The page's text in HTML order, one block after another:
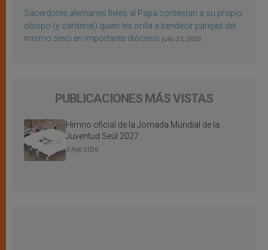
Sacerdotes alemanes fieles al Papa contestan a su propio
obispo (y cardenal) quien les orilla a bendecir parejas del
mismo sexo en importante diócesis julio 25, 2026
PUBLICACIONES MÁS VISTAS
Himno oficial de la Jornada Mundial de la
Juventud Seúl 2027
3 Ago 2026